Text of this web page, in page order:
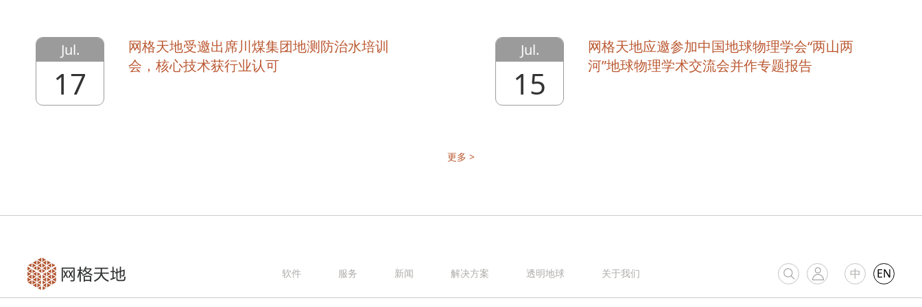
Jul.
17
网格天地受邀出席川煤集团地测防治水培训
会，核心技术获行业认可
Jul.
15
网格天地应邀参加中国地球物理学会“两山两
河”地球物理学术交流会并作专题报告
更多 >
软件 服务 新闻 解决方案 透明地球 关于我们 中 EN